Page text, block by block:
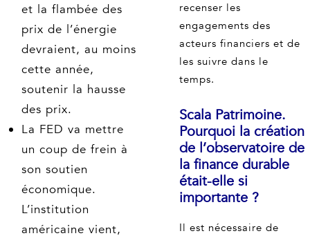
recenser les
engagements des
acteurs financiers et de
les suivre dans le
temps.
Scala Patrimoine.
Pourquoi la création
de l’observatoire de
la finance durable
était-elle si
importante ?
Il est nécessaire de
et la flambée des
prix de l’énergie
devraient, au moins
cette année,
soutenir la hausse
des prix.
La FED va mettre
un coup de frein à
son soutien
économique.
L’institution
américaine vient,